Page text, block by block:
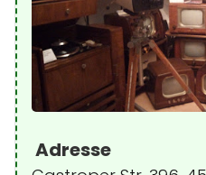
Adresse